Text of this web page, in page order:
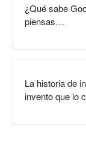
¿Qué sabe
piensas…
La historia de
invento que lo